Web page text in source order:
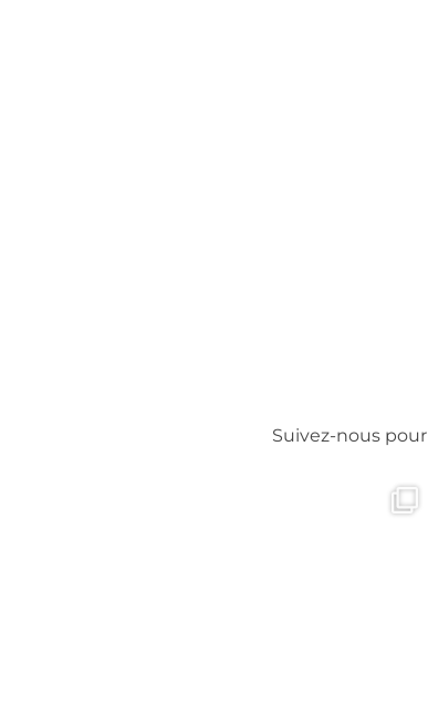
Suivez-nous